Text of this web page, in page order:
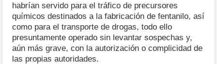
habrían servido para el tráfico de precursores
químicos destinados a la fabricación de fentanilo, así
como para el transporte de drogas, todo ello
presuntamente operado sin levantar sospechas y,
aún más grave, con la autorización o complicidad de
las propias autoridades.